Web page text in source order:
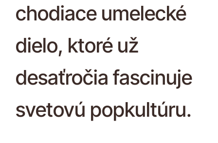
chodiace umelecké
dielo, ktoré už
desaťročia fascinuje
svetovú popkultúru.